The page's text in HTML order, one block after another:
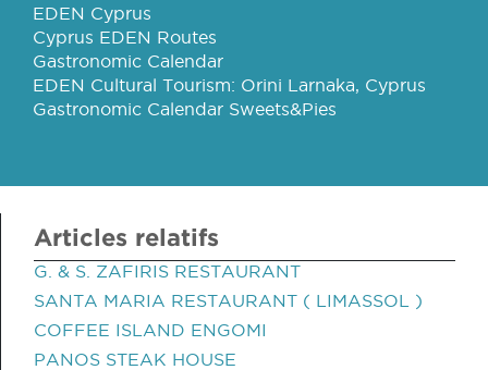
EDEN Cyprus
Cyprus EDEN Routes
Gastronomic Calendar
EDEN Cultural Tourism: Orini Larnaka, Cyprus
Gastronomic Calendar Sweets&Pies
Articles relatifs
G. & S. ZAFIRIS RESTAURANT
SANTA MARIA RESTAURANT ( LIMASSOL )
COFFEE ISLAND ENGOMI
PANOS STEAK HOUSE